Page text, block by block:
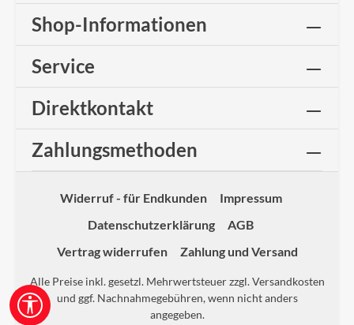
Shop-Informationen
Service
Direktkontakt
Zahlungsmethoden
Widerruf - für Endkunden
Impressum
Datenschutzerklärung
AGB
Vertrag widerrufen
Zahlung und Versand
Alle Preise inkl. gesetzl. Mehrwertsteuer zzgl.Versandkosten
und ggf. Nachnahmegebühren, wenn nicht anders
angegeben.
Werkzeugleiste anzeigen